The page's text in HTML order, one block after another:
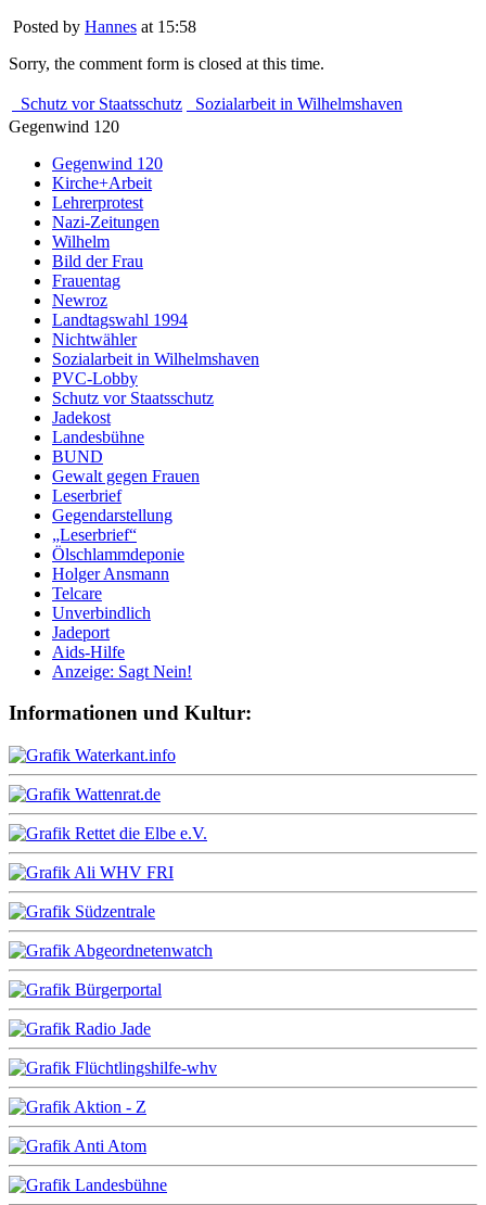
Posted by Hannes at 15:58
Sorry, the comment form is closed at this time.
Schutz vor Staatsschutz
Sozialarbeit in Wilhelmshaven
Gegenwind 120
Gegenwind 120
Kirche+Arbeit
Lehrerprotest
Nazi-Zeitungen
Wilhelm
Bild der Frau
Frauentag
Newroz
Landtagswahl 1994
Nichtwähler
Sozialarbeit in Wilhelmshaven
PVC-Lobby
Schutz vor Staatsschutz
Jadekost
Landesbühne
BUND
Gewalt gegen Frauen
Leserbrief
Gegendarstellung
„Leserbrief“
Ölschlammdeponie
Holger Ansmann
Telcare
Unverbindlich
Jadeport
Aids-Hilfe
Anzeige: Sagt Nein!
Informationen und Kultur: